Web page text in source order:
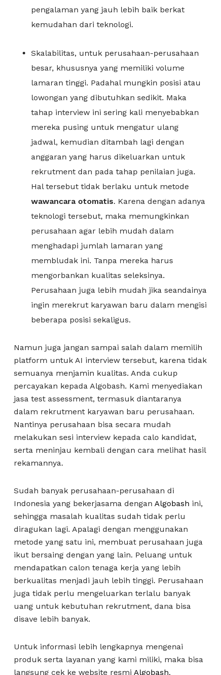
pengalaman yang jauh lebih baik berkat
kemudahan dari teknologi.
Skalabilitas, untuk perusahaan-perusahaan
besar, khususnya yang memiliki volume
lamaran tinggi. Padahal mungkin posisi atau
lowongan yang dibutuhkan sedikit. Maka
tahap interview ini sering kali menyebabkan
mereka pusing untuk mengatur ulang
jadwal, kemudian ditambah lagi dengan
anggaran yang harus dikeluarkan untuk
rekrutment dan pada tahap penilaian juga.
Hal tersebut tidak berlaku untuk metode
wawancara otomatis. Karena dengan adanya
teknologi tersebut, maka memungkinkan
perusahaan agar lebih mudah dalam
menghadapi jumlah lamaran yang
membludak ini. Tanpa mereka harus
mengorbankan kualitas seleksinya.
Perusahaan juga lebih mudah jika seandainya
ingin merekrut karyawan baru dalam mengisi
beberapa posisi sekaligus.
Namun juga jangan sampai salah dalam memilih
platform untuk AI interview tersebut, karena tidak
semuanya menjamin kualitas. Anda cukup
percayakan kepada Algobash. Kami menyediakan
jasa test assessment, termasuk diantaranya
dalam rekrutment karyawan baru perusahaan.
Nantinya perusahaan bisa secara mudah
melakukan sesi interview kepada calo kandidat,
serta meninjau kembali dengan cara melihat hasil
rekamannya.
Sudah banyak perusahaan-perusahaan di
Indonesia yang bekerjasama dengan Algobash ini,
sehingga masalah kualitas sudah tidak perlu
diragukan lagi. Apalagi dengan menggunakan
metode yang satu ini, membuat perusahaan juga
ikut bersaing dengan yang lain. Peluang untuk
mendapatkan calon tenaga kerja yang lebih
berkualitas menjadi jauh lebih tinggi. Perusahaan
juga tidak perlu mengeluarkan terlalu banyak
uang untuk kebutuhan rekrutment, dana bisa
disave lebih banyak.
Untuk informasi lebih lengkapnya mengenai
produk serta layanan yang kami miliki, maka bisa
langsung cek ke website resmi Algobash,